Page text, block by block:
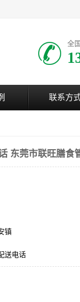
全
联系方
东莞市联旺膳食
镇
送电话